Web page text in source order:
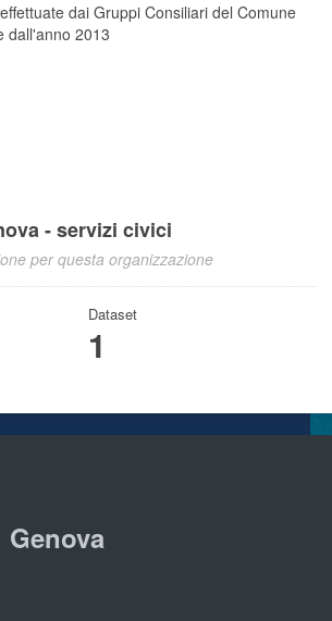
dai Gruppi Consiliari del Comune
dall'anno 2013
- servizi civici
per questa organizzazione
Dataset
1